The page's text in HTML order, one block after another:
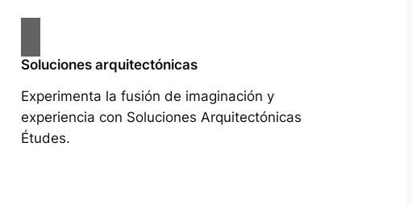
Soluciones arquitectónicas
Experimenta la fusión de imaginación y
experiencia con Soluciones Arquitectónicas
Études.